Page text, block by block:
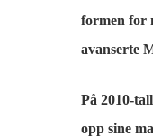
formen for
avanserte
På 2010-
opp sine